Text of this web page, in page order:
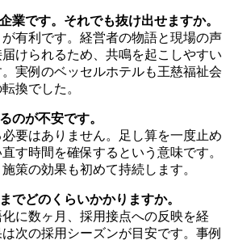
業です。それでも抜け出せますか。
有利です。経営者の物語と現場の声
けられるため、共鳴を起こしやすい
実例のベッセルホテルも王慈福祉会
換でした。
のが不安です。
要はありません。足し算を一度止め
す時間を確保するという意味です。
策の効果も初めて持続します。
でどのくらいかかりますか。
に数ヶ月、採用接点への反映を経
次の採用シーズンが目安です。事例